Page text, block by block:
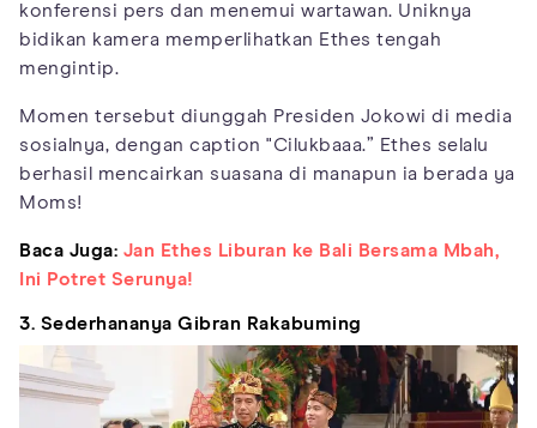
konferensi pers dan menemui wartawan. Uniknya
bidikan kamera memperlihatkan Ethes tengah
mengintip.
Momen tersebut diunggah Presiden Jokowi di media
sosialnya, dengan caption "Cilukbaaa.” Ethes selalu
berhasil mencairkan suasana di manapun ia berada ya
Moms!
Baca Juga: Jan Ethes Liburan ke Bali Bersama Mbah,
Ini Potret Serunya!
3. Sederhananya Gibran Rakabuming